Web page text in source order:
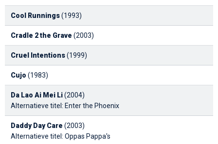
Cool Runnings(1993)
Cradle 2 the Grave (2003)
Cruel Intentions(1999)
Cujo (1983)
Da Lao Ai Mei Li(2004)
Alternatieve titel: Enter the Phoenix
Daddy Day Care (2003)
Alternatieve titel: Oppas Pappa's